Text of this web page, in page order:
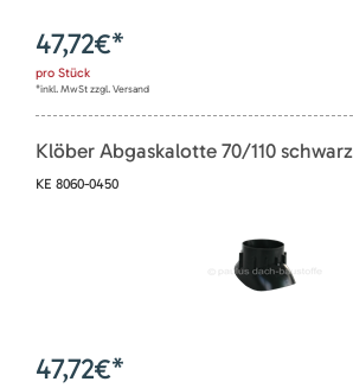
47,72€*
pro Stück
*inkl. MwSt zzgl. Versand
Klöber Abgaskalotte 70/110 schwarz
KE 8060-0450
47,72€*